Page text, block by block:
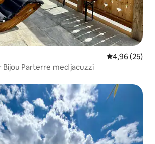
4,96 av 5 i
4,96 (25)
Bijou Parterre med jacuzzi